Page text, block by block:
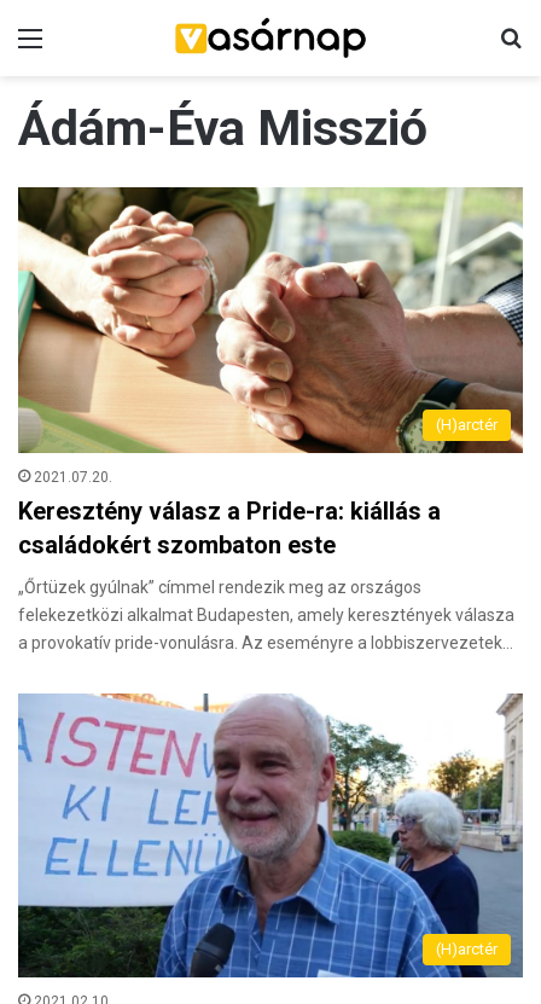
Ádám-Éva Misszió
(H)arctér
2021.07.20.
Keresztény válasz a Pride-ra: kiállás a
családokért szombaton este
„Őrtüzek gyúlnak” címmel rendezik meg az országos
felekezetközi alkalmat Budapesten, amely keresztények válasza
a provokatív pride-vonulásra. Az eseményre a lobbiszervezetek…
(H)arctér